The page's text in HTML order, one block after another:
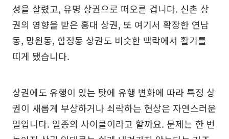
성을 살렸고, 유명 상권으로 떠오른 겁니다. 신촌 상
권의 영향을 받은 홍대 상권, 또 여기서 확장한 연남
동, 망원동, 합정동 상권도 비슷한 맥락에서 활기를
띠게 됐습니다.
상권에도 유행이 있는 탓에 유행 변화에 따라 특정 상
권이 새롭게 부상하거나 쇠락하는 현상은 자연스러운
일입니다. 일종의 사이클이라고 할까요. 문제는 한 번